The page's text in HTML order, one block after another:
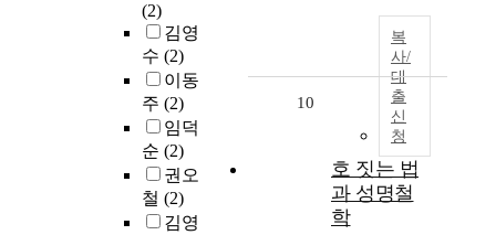
(2)
김영
수 (2)
이동
주 (2)
임덕
순 (2)
권오
철 (2)
김영
복
사/
대
출
신
청
10
호 짓는 법
과 성명철
학